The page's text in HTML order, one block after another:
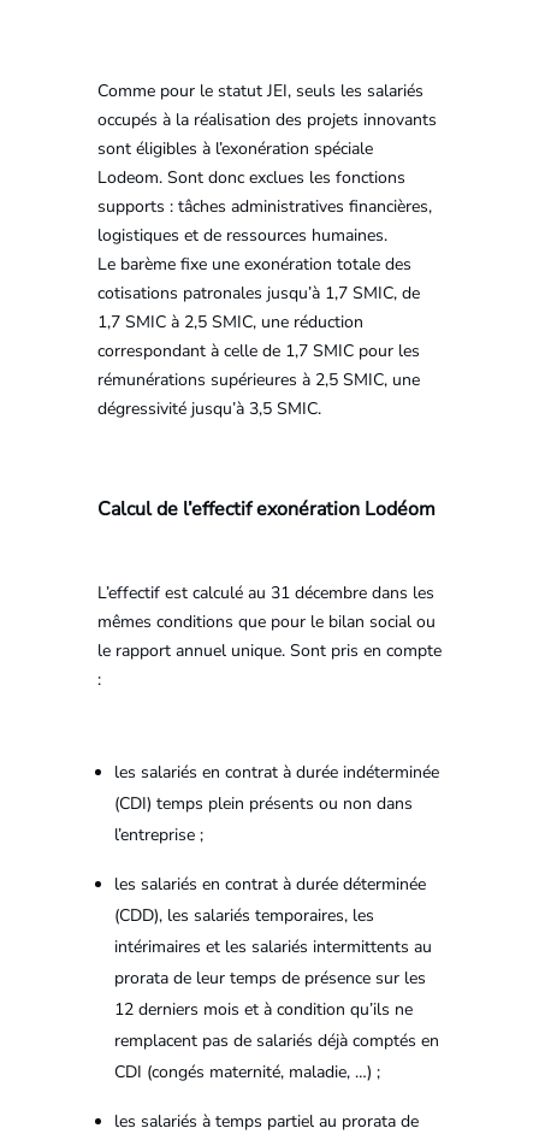
Comme pour le statut JEI, seuls les salariés
occupés à la réalisation des projets innovants
sont éligibles à l’exonération spéciale
Lodeom. Sont donc exclues les fonctions
supports : tâches administratives financières,
logistiques et de ressources humaines.
Le barème fixe une exonération totale des
cotisations patronales jusqu’à 1,7 SMIC, de
1,7 SMIC à 2,5 SMIC, une réduction
correspondant à celle de 1,7 SMIC pour les
rémunérations supérieures à 2,5 SMIC, une
dégressivité jusqu’à 3,5 SMIC.
Calcul de l’effectif exonération Lodéom
L’effectif est calculé au 31 décembre dans les
mêmes conditions que pour le bilan social ou
le rapport annuel unique. Sont pris en compte
:
les salariés en contrat à durée indéterminée
(CDI) temps plein présents ou non dans
l’entreprise ;
les salariés en contrat à durée déterminée
(CDD), les salariés temporaires, les
intérimaires et les salariés intermittents au
prorata de leur temps de présence sur les
12 derniers mois et à condition qu’ils ne
remplacent pas de salariés déjà comptés en
CDI (congés maternité, maladie, …) ;
les salariés à temps partiel au prorata de